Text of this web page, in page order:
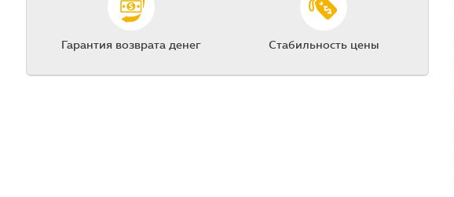
Гарантия возврата денег Стабильность цены